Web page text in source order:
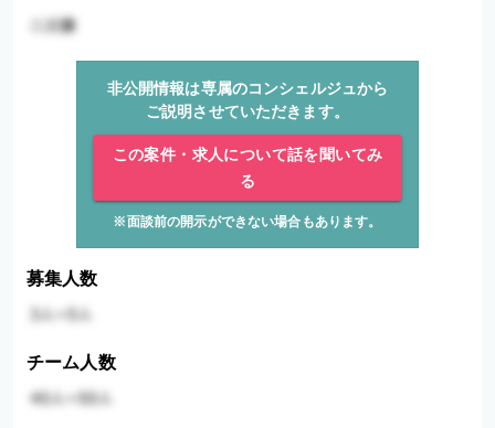
非公開情報は専属のコンシェルジュから
ご説明させていただきます。
この案件・求人について話を聞いてみ
る
※面談前の開示ができない場合もあります。
募集人数
チーム人数